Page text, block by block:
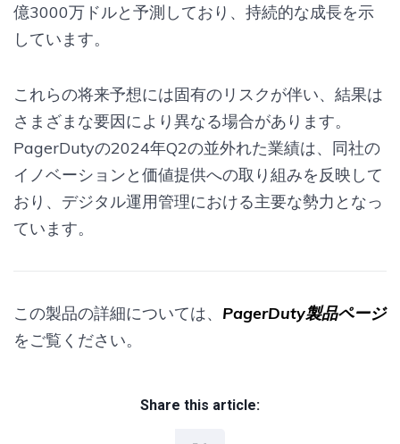
億3000万ドルと予測しており、持続的な成長を示
しています。
これらの将来予想には固有のリスクが伴い、結果は
さまざまな要因により異なる場合があります。
PagerDutyの2024年Q2の並外れた業績は、同社の
イノベーションと価値提供への取り組みを反映して
おり、デジタル運用管理における主要な勢力となっ
ています。
この製品の詳細については、 PagerDuty製品ページ
をご覧ください。
Share this article: